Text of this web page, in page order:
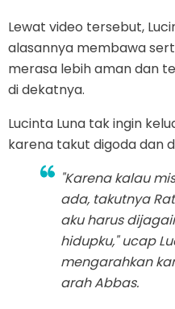
Lewat video tersebut,
alasannya membawa
merasa lebih aman dan
di dekatnya.
Lucinta Luna tak ingin
karena takut digoda dan
"Karena kalau
ada, takutnya
aku harus
hidupku," ucap
mengarahkan
arah Abbas.